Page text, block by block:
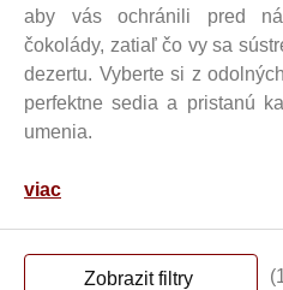
aby vás ochránili pred
čokolády, zatiaľ čo vy sa
dezertu. Vyberte si z
perfektne sedia a pristanú
umenia.
viac
Zobrazit filtry